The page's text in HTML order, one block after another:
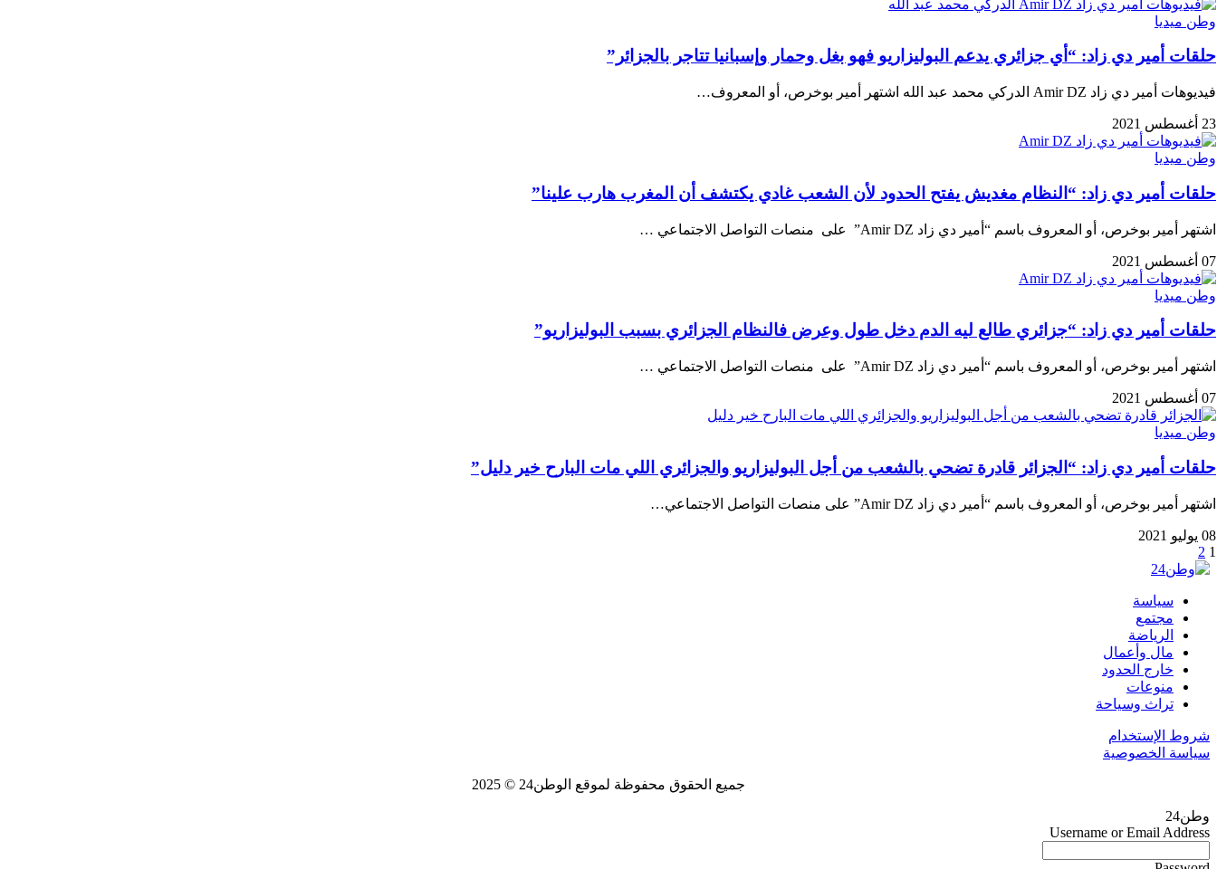
وطن ميديا
حلقات أمير دي زاد: “أي جزائري يدعم البوليزاريو فهو بغل وحمار وإسبانيا تتاجر بالجزائر”
فيديوهات أمير دي زاد Amir DZ الدركي محمد عبد الله اشتهر أمير بوخرص، أو المعروف…
23 أغسطس 2021
وطن ميديا
حلقات أمير دي زاد: “النظام مغديش يفتح الحدود لأن الشعب غادي يكتشف أن المغرب هارب علينا”
اشتهر أمير بوخرص، أو المعروف باسم “أمير دي زاد Amir DZ” على منصات التواصل الاجتماعي …
07 أغسطس 2021
وطن ميديا
حلقات أمير دي زاد: “جزائري طالع ليه الدم دخل طول وعرض فالنظام الجزائري بسبب البوليزاريو”
اشتهر أمير بوخرص، أو المعروف باسم “أمير دي زاد Amir DZ” على منصات التواصل الاجتماعي …
07 أغسطس 2021
وطن ميديا
حلقات أمير دي زاد: “الجزائر قادرة تضحي بالشعب من أجل البوليزاريو والجزائري اللي مات البارح خير دليل”
اشتهر أمير بوخرص، أو المعروف باسم “أمير دي زاد Amir DZ” على منصات التواصل الاجتماعي…
08 يوليو 2021
1
2
سياسة
مجتمع
الرياضة
مال وأعمال
خارج الحدود
منوعات
تراث وسياحة
شروط الإستخدام
سياسة الخصوصية
جميع الحقوق محفوظة لموقع الوطن24 © 2025
وطن24
Username or Email Address